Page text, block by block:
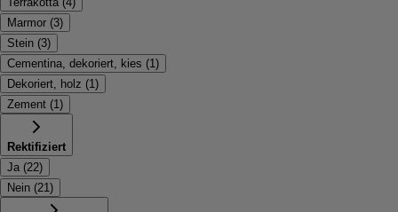
Marmor (3)
Stein (3)
Cementina, dekoriert, kies (1 )
Dekoriert, holz (1 )
Zement (1 )
Rektifiziert
Ja (22)
Nein (21 )